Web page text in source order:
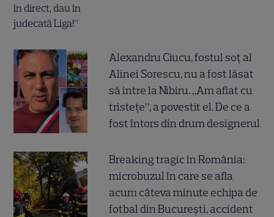
Alexandru Ciucu, fostul soț al
Alinei Sorescu, nu a fost lăsat
să intre la Nibiru. „Am aflat cu
tristețe”, a povestit el. De ce a
fost întors din drum designerul
Breaking tragic în România:
microbuzul în care se afla
acum câteva minute echipa de
fotbal din București, accident